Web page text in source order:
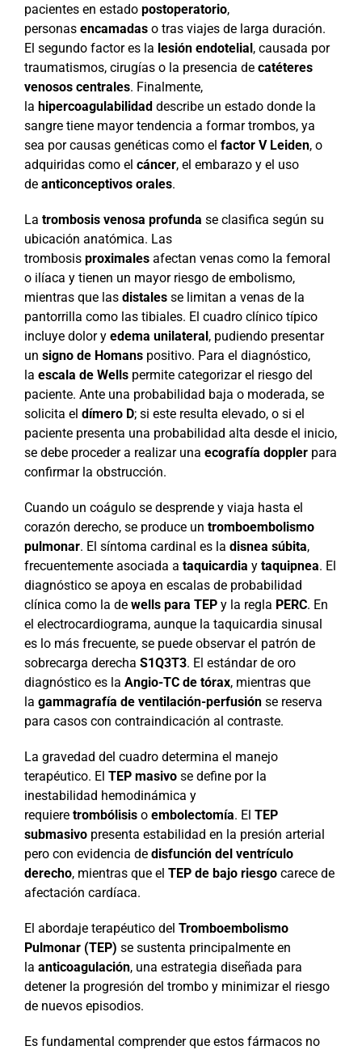
pacientes en estado postoperatorio,
personas encamadaso tras viajes de larga duración.
El segundo factor es la lesión endotelial, causada por
traumatismos, cirugías o la presencia de catéteres
venosos centrales. Finalmente,
la hipercoagulabilidaddescribe un estado donde la
sangre tiene mayor tendencia a formar trombos, ya
sea por causas genéticas como el factor V Leiden, o
adquiridas como el cáncer, el embarazo y el uso
de anticonceptivos orales.
La trombosis venosa profunda se clasifica según su
ubicación anatómica. Las
trombosis proximalesafectan venas como la femoral
o ilíaca y tienen un mayor riesgo de embolismo,
mientras que las distalesse limitan a venas de la
pantorrilla como las tibiales. El cuadro clínico típico
incluye dolor y edema unilateral, pudiendo presentar
un signo de Homanspositivo. Para el diagnóstico,
la escala de Wellspermite categorizar el riesgo del
paciente. Ante una probabilidad baja o moderada, se
solicita el dímero D; si este resulta elevado, o si el
paciente presenta una probabilidad alta desde el inicio,
se debe proceder a realizar una ecografía dopplerpara
confirmar la obstrucción.
Cuando un coágulo se desprende y viaja hasta el
corazón derecho, se produce un tromboembolismo
pulmonar. El síntoma cardinal es la disnea súbita,
frecuentemente asociada a taquicardia y taquipnea. El
diagnóstico se apoya en escalas de probabilidad
clínica como la de wells para TEPy la regla PERC. En
el electrocardiograma, aunque la taquicardia sinusal
es lo más frecuente, se puede observar el patrón de
sobrecarga derecha S1Q3T3. El estándar de oro
diagnóstico es la Angio-TC de tórax, mientras que
la gammagrafía de ventilación-perfusiónse reserva
para casos con contraindicación al contraste.
La gravedad del cuadro determina el manejo
terapéutico. El TEP masivose define por la
inestabilidad hemodinámica y
requiere trombólisiso embolectomía. El TEP
submasivopresenta estabilidad en la presión arterial
pero con evidencia de disfunción del ventrículo
derecho, mientras que el TEP de bajo riesgocarece de
afectación cardíaca.
El abordaje terapéutico del Tromboembolismo
Pulmonar (TEP) se sustenta principalmente en
la anticoagulación, una estrategia diseñada para
detener la progresión del trombo y minimizar el riesgo
de nuevos episodios.
Es fundamental comprender que estos fármacos no